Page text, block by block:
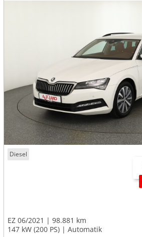
Diesel
EZ 06/2021
98.881 km
147 kW (200 PS)
Automatik